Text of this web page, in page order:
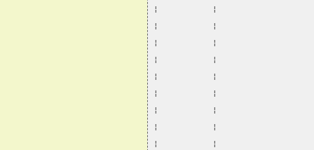
¦           ¦
¦           ¦
¦           ¦
¦           ¦
¦           ¦
¦           ¦
¦           ¦
¦           ¦
¦           ¦